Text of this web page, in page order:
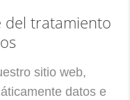
del tratamiento
sitio web,
datos e